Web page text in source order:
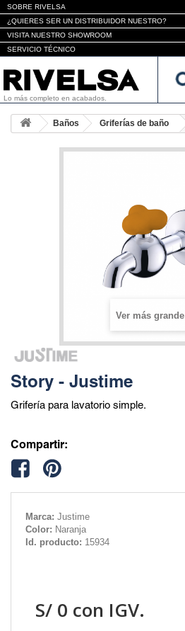
SOBRE RIVELSA
¿QUIERES SER UN DISTRIBUIDOR NUESTRO?
VISITA NUESTRO SHOWROOM
SERVICIO TÉCNICO
Lo más completo en acabados.
Baños Griferías de baño
Ver más grande
Story - Justime
Grifería para lavatorio simple.
Compartir:
Marca: Justime
Color: Naranja
Id. producto: 15934
S/ 0 con IGV.